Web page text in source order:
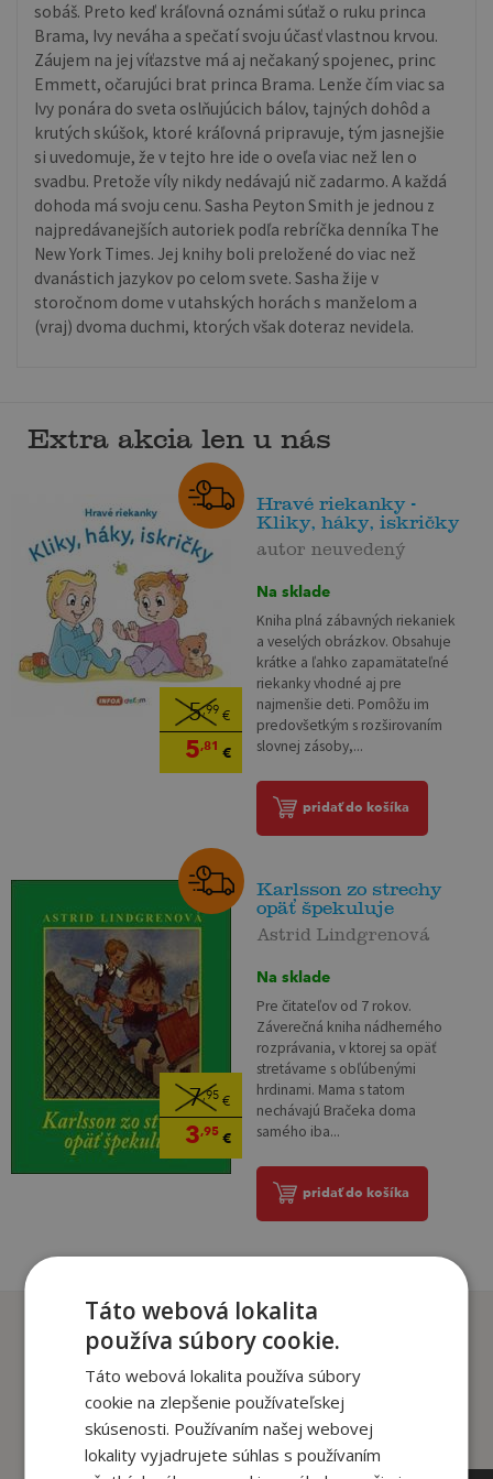
sobáš. Preto keď kráľovná oznámi súťaž o ruku princa
Brama, Ivy neváha a spečatí svoju účasť vlastnou krvou.
Záujem na jej víťazstve má aj nečakaný spojenec, princ
Emmett, očarujúci brat princa Brama. Lenže čím viac sa
Ivy ponára do sveta oslňujúcich bálov, tajných dohôd a
krutých skúšok, ktoré kráľovná pripravuje, tým jasnejšie
si uvedomuje, že v tejto hre ide o oveľa viac než len o
svadbu. Pretože víly nikdy nedávajú nič zadarmo. A každá
dohoda má svoju cenu. Sasha Peyton Smith je jednou z
najpredávanejších autoriek podľa rebríčka denníka The
New York Times. Jej knihy boli preložené do viac než
dvanástich jazykov po celom svete. Sasha žije v
storočnom dome v utahských horách s manželom a
(vraj) dvoma duchmi, ktorých však doteraz nevidela.
Extra akcia len u nás
5,99 €
5,81 €
Hravé riekanky -
Kliky, háky, iskričky
autor neuvedený
Na sklade
Kniha plná zábavných riekaniek
a veselých obrázkov. Obsahuje
krátke a ľahko zapamätateľné
riekanky vhodné aj pre
najmenšie deti. Pomôžu im
predovšetkým s rozširovaním
slovnej zásoby,...
pridať do košíka
7,95€
3,95€
Karlsson zo strechy
opäť špekuluje
Astrid Lindgrenová
Na sklade
Pre čitateľov od 7 rokov.
Záverečná kniha nádherného
rozprávania, v ktorej sa opäť
stretávame s obľúbenými
hrdinami. Mama s tatom
nechávajú Bračeka doma
samého iba...
pridať do košíka
Zákazníci, ktorí si kúpili
tento titul si tiež kúpili
Táto webová lokalita
používa súbory cookie.
Táto webová lokalita používa súbory
cookie na zlepšenie používateľskej
skúsenosti. Používaním našej webovej
lokality vyjadrujete súhlas s používaním